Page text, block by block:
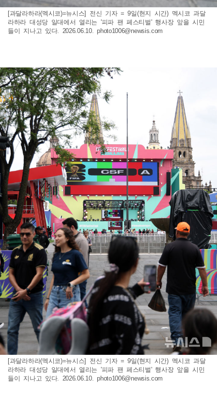
[과달라하라(멕시코)=뉴시스] 전신 기자 = 9일(현지 시간) 멕시코 과달
라하라 대성당 일대에서 열리는 '피파 팬 페스티벌' 행사장 앞을 시민
들이 지나고 있다. 2026.06.10.photo1006@newsis.com
[과달라하라(멕시코)=뉴시스] 전신 기자 = 9일(현지 시간) 멕시코 과달
라하라 대성당 일대에서 열리는 '피파 팬 페스티벌' 행사장 앞을 시민
들이 지나고 있다. 2026.06.10.photo1006@newsis.com